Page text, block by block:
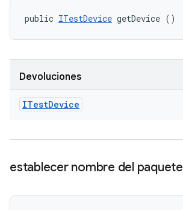
public ITestDevice getDevice ()
Devoluciones
ITestDevice
establecer nombre del paquete